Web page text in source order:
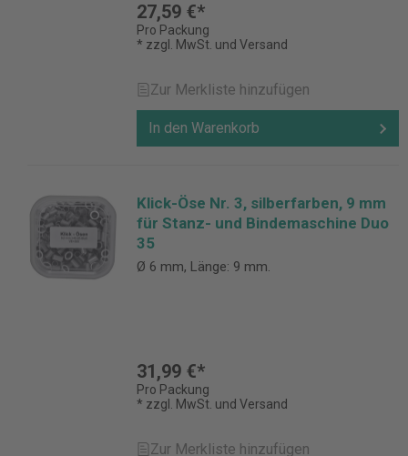
27,59 €*
Pro Packung
* zzgl. MwSt. und Versand
Zur Merkliste hinzufügen
In den Warenkorb
Klick-Öse Nr. 3, silberfarben, 9 mm
für Stanz- und Bindemaschine Duo
35
Ø 6 mm, Länge: 9 mm.
31,99 €*
Pro Packung
* zzgl. MwSt. und Versand
Zur Merkliste hinzufügen